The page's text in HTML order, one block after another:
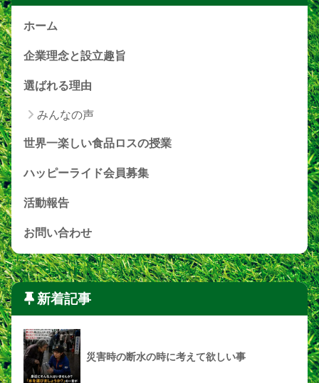
ホーム
企業理念と設立趣旨
選ばれる理由
みんなの声
世界一楽しい食品ロスの授業
ハッピーライド会員募集
活動報告
お問い合わせ
新着記事
災害時の断水の時に考えて欲しい事